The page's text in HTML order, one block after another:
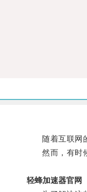
随着互联网的
然而，有时候
轻蜂加速器官网